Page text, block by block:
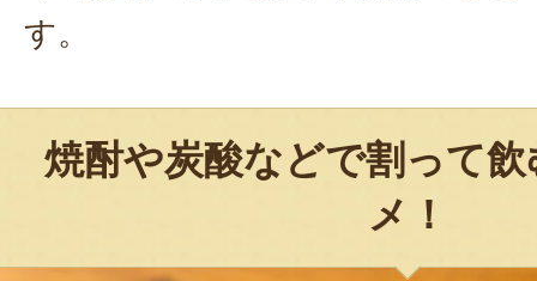
す。
焼酎や炭酸などで割って
メ！